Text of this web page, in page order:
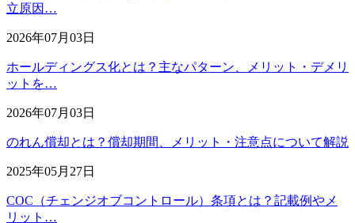
立原因…
2026年07月03日
ホールディングス化とは？主なパターン、メリット・デメリ
ットを…
2026年07月03日
のれん償却とは？償却期間、メリット・注意点について解説
2025年05月27日
COC（チェンジオブコントロール）条項とは？記載例やメ
リット…